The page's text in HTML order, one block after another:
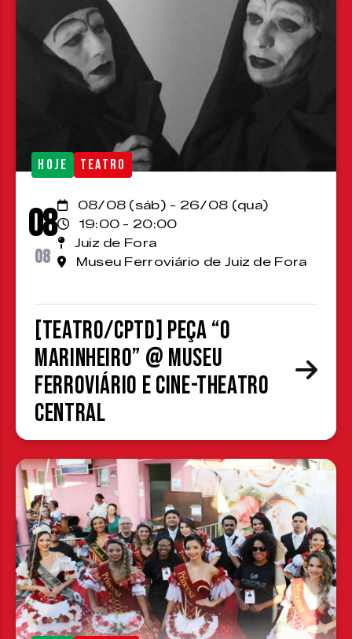
HOJE TEATRO
08
08
08/08 (sáb) - 26/08 (qua)
19:00 - 20:00
Juiz de Fora
Museu Ferroviário de Juiz de Fora
[TEATRO/CPTD] Peça “O
Marinheiro” @ Museu
Ferroviário e Cine-Theatro
Central